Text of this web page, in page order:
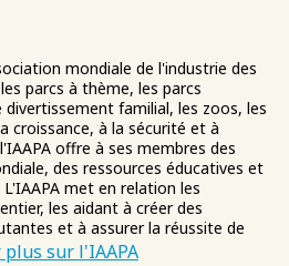
mondiale de l'industrie des
parcs à thème, les parcs
familial, les zoos, les
croissance, à la sécurité et à
offre à ses membres des
des ressources éducatives et
met en relation les
les aidant à créer des
et à assurer la réussite de
plus sur l'IAAPA